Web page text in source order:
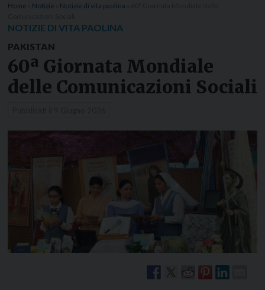
Dove siamo
Risorse
Media
Home Notizie Notizie di vita paolina
NOTIZIE DI VITA PAOLINA
PAKISTAN
60ª Giornata Mondiale
delle Comunicazioni Sociali